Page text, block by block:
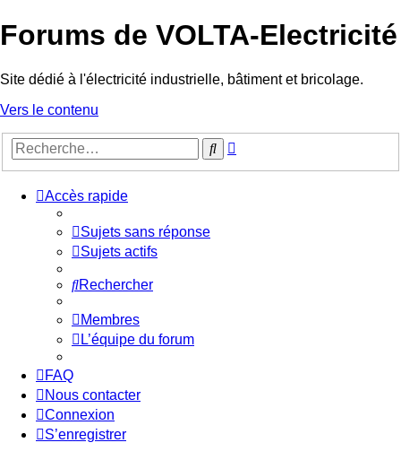
Forums de VOLTA-Electricité
Site dédié à l'électricité industrielle, bâtiment et bricolage.
Vers le contenu
Rechercher
Accès rapide
Sujets sans réponse
Sujets actifs
Rechercher
Membres
L’équipe du forum
FAQ
Nous contacter
Connexion
S’enregistrer